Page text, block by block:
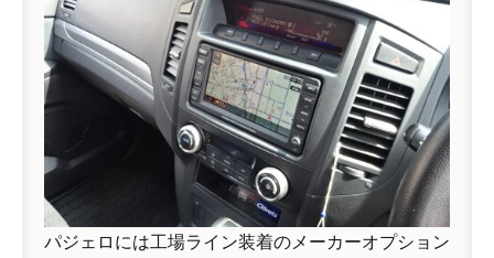
パジェロには工場ライン装着のメーカーオプション